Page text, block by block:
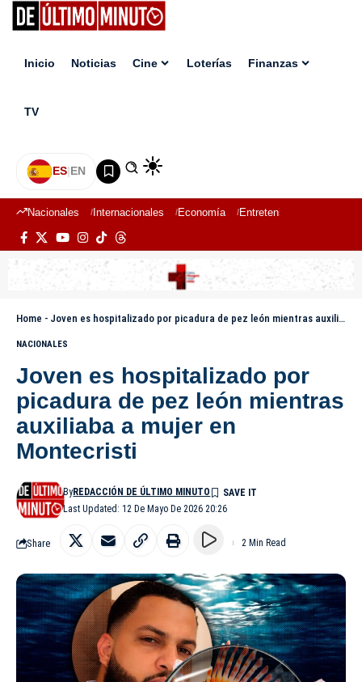
Inicio Noticias Cine Loterías Finanzas
TV
ES|EN
Nacionales Internacionales Economía Entretenimiento
Home - Joven es hospitalizado por picadura de pez león mientras auxiliaba a mujer en Montecristi
NACIONALES
Joven es hospitalizado por
picadura de pez león mientras
auxiliaba a mujer en
Montecristi
Last Updated: 12 De Mayo De 2026 20:26
ByREDACCIÓN DE ÚLTIMO MINUTO
Share 2 Min Read